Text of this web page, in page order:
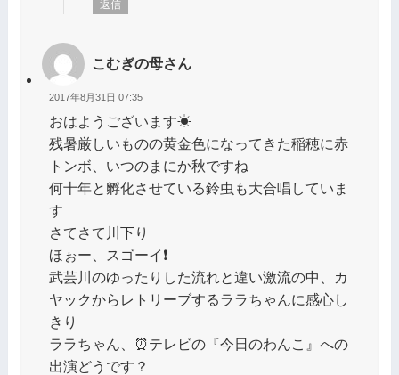
返信
こむぎの母さん
2017年8月31日 07:35
おはようございます☀
残暑厳しいものの黄金色になってきた稲穂に赤
トンボ、いつのまにか秋ですね
何十年と孵化させている鈴虫も大合唱していま
す
さてさて川下り
ほぉー、スゴーイ❗
武芸川のゆったりした流れと違い激流の中、カ
ヤックからレトリーブするララちゃんに感心し
きり
ララちゃん、⏰テレビの『今日のわんこ』への
出演どうです？